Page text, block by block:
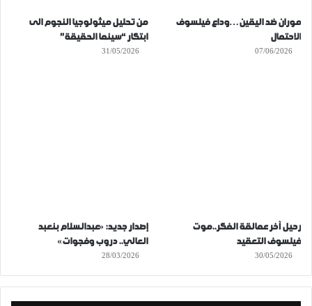
موران ضد اليقين…وداع فيلسوف
الاحتمال
07/06/2026
من تحليل ميثولوجيا النجوم الى
ابتكار “سينما الحقيقة”
31/05/2026
رحيل آخر عمالقة الفكر..موت
فيلسوف التعقيد
30/05/2026
إصدار جديد: «عبدالسلام بنعبد
العالي.. دروب وفجوات»
28/03/2026